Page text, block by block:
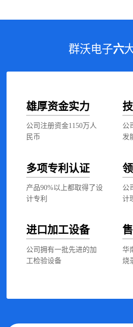
群沃电子六
雄厚资金实力
公司注册资金1150万人
民币
公
发
多项专利认证
产品90%以上都取得了设
计专利
公
计
进口加工设备
公司拥有一批先进的加
工检验设备
华
烧